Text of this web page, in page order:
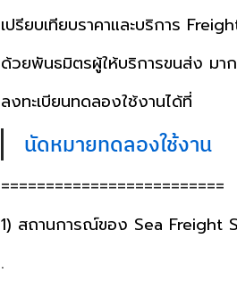
เปรียบเทียบราคาและบริการ
ด้วยพันธมิตรผู้ให้บริการขนส่ง มา
ลงทะเบียนทดลองใช้งานได้ที่
นัดหมายทดลองใช้งาน
=========================
1) สถานการณ์ของ Sea Freight
.